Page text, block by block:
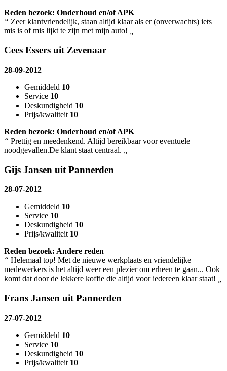
Reden bezoek: Onderhoud en/of APK
“ Zeer klantvriendelijk, staan altijd klaar als er (onverwachts) iets
mis is of mis lijkt te zijn met mijn auto!
Cees Essers uit Zevenaar
28-09-2012
Gemiddeld 10
Service 10
Deskundigheid 10
Prijs/kwaliteit 10
Reden bezoek: Onderhoud en/of APK
“ Prettig en meedenkend. Altijd bereikbaar voor eventuele
noodgevallen.De klant staat centraal.
Gijs Jansen uit Pannerden
28-07-2012
Gemiddeld 10
Service 10
Deskundigheid 10
Prijs/kwaliteit 10
Reden bezoek: Andere reden
“ Helemaal top! Met de nieuwe werkplaats en vriendelijke
medewerkers is het altijd weer een plezier om erheen te gaan... Ook
komt dat door de lekkere koffie die altijd voor iedereen klaar staat!
Frans Jansen uit Pannerden
27-07-2012
Gemiddeld 10
Service 10
Deskundigheid 10
Prijs/kwaliteit 10